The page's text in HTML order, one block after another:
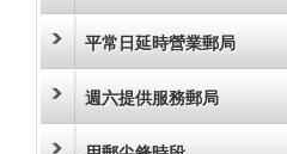
平常日延時營業郵局
週六提供服務郵局